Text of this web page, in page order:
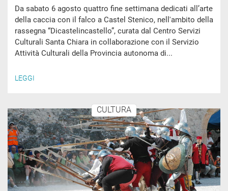
Da sabato 6 agosto quattro fine settimana dedicati all’arte
della caccia con il falco a Castel Stenico, nell'ambito della
rassegna “Dicastelincastello”, curata dal Centro Servizi
Culturali Santa Chiara in collaborazione con il Servizio
Attività Culturali della Provincia autonoma di...
LEGGI
CULTURA